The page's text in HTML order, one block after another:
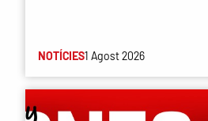
NOTÍCIES1 Agost 2026